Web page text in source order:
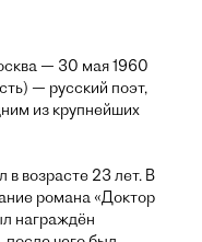
— 30 мая 1960
— русский поэт,
из крупнейших
в возрасте 23 лет. В
романа «Доктор
награждён